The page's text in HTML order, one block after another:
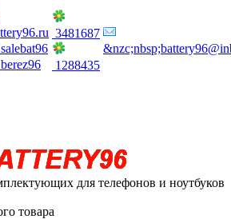
salebat96
berez96
3481687
1288435
для телефонов и ноутбуков
товара